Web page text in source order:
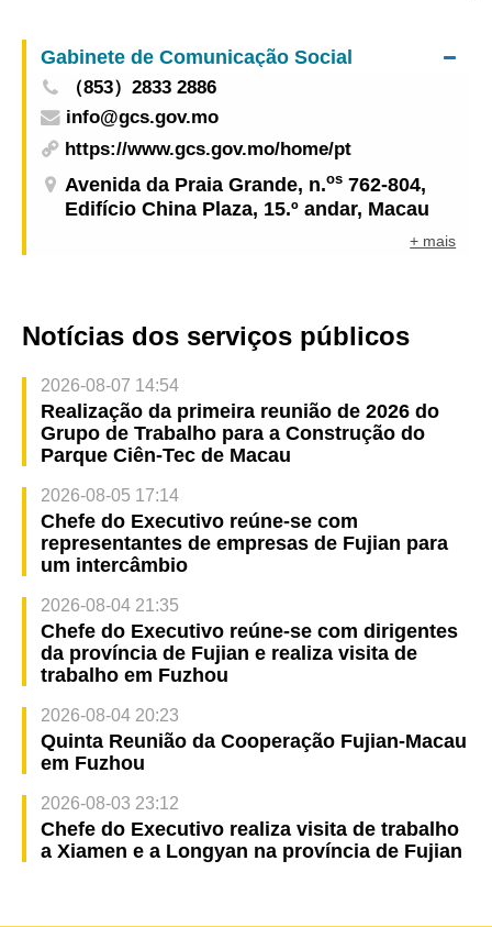
Gabinete de Comunicação Social
（853）2833 2886
info@gcs.gov.mo
https://www.gcs.gov.mo/home/pt
Avenida da Praia Grande, n.os 762-804,
Edifício China Plaza, 15.º andar, Macau
+ mais
Notícias dos serviços públicos
2026-08-07 14:54
Realização da primeira reunião de 2026 do
Grupo de Trabalho para a Construção do
Parque Ciên-Tec de Macau
2026-08-05 17:14
Chefe do Executivo reúne-se com
representantes de empresas de Fujian para
um intercâmbio
2026-08-04 21:35
Chefe do Executivo reúne-se com dirigentes
da província de Fujian e realiza visita de
trabalho em Fuzhou
2026-08-04 20:23
Quinta Reunião da Cooperação Fujian-Macau
em Fuzhou
2026-08-03 23:12
Chefe do Executivo realiza visita de trabalho
a Xiamen e a Longyan na província de Fujian